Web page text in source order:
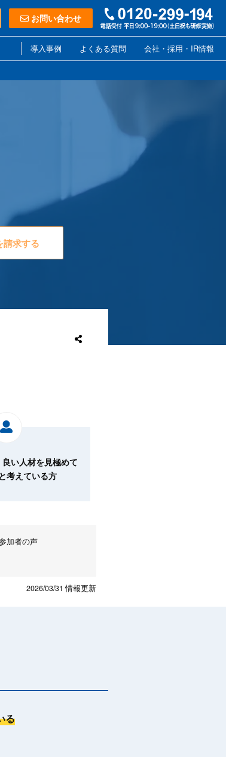
お問い合わせ
導入事例 よくある質問
会社・採用・IR情報
請求する
い人材を見極めて
考えている方
加者の声
2026/03/31 情報更新
る